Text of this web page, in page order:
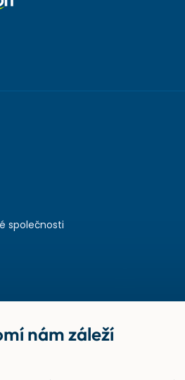
společnosti
nám záleží